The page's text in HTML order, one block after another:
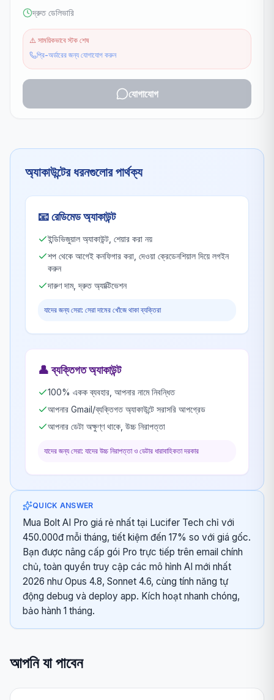
দ্রুত ডেলিভারি
⚠️ সাময়িকভাবে স্টক শেষ
প্রি-অর্ডারের জন্য যোগাযোগ করুন
যোগাযোগ
অ্যাকাউন্টের ধরনগুলোর পার্থক্য
📧রেডিমেড অ্যাকাউন্ট
ইন্ডিভিজুয়াল অ্যাকাউন্ট, শেয়ার করা নয়
শপ থেকে আগেই কনফিগার করা, দেওয়া ক্রেডেনশিয়াল দিয়ে লগইন
করুন
দারুণ দাম, দ্রুত অ্যাক্টিভেশন
যাদের জন্য সেরা: সেরা দামের খোঁজে থাকা ব্যক্তিরা
👤ব্যক্তিগত অ্যাকাউন্ট
100% একক ব্যবহার, আপনার নামে নিবন্ধিত
আপনার Gmail/ব্যক্তিগত অ্যাকাউন্টে সরাসরি আপগ্রেড
আপনার ডেটা অক্ষুণ্ণ থাকে, উচ্চ নিরাপত্তা
যাদের জন্য সেরা: যাদের উচ্চ নিরাপত্তা ও ডেটার ধারাবাহিকতা দরকার
QUICK ANSWER
Mua Bolt AI Pro giá rẻ nhất tại Lucifer Tech chỉ với
450.000đ mỗi tháng, tiết kiệm đến 17% so với giá gốc.
Bạn được nâng cấp gói Pro trực tiếp trên email chính
chủ, toàn quyền truy cập các mô hình AI mới nhất
2026 như Opus 4.8, Sonnet 4.6, cùng tính năng tự
động debug và deploy app. Kích hoạt nhanh chóng,
bảo hành 1 tháng.
আপনি যা পাবেন